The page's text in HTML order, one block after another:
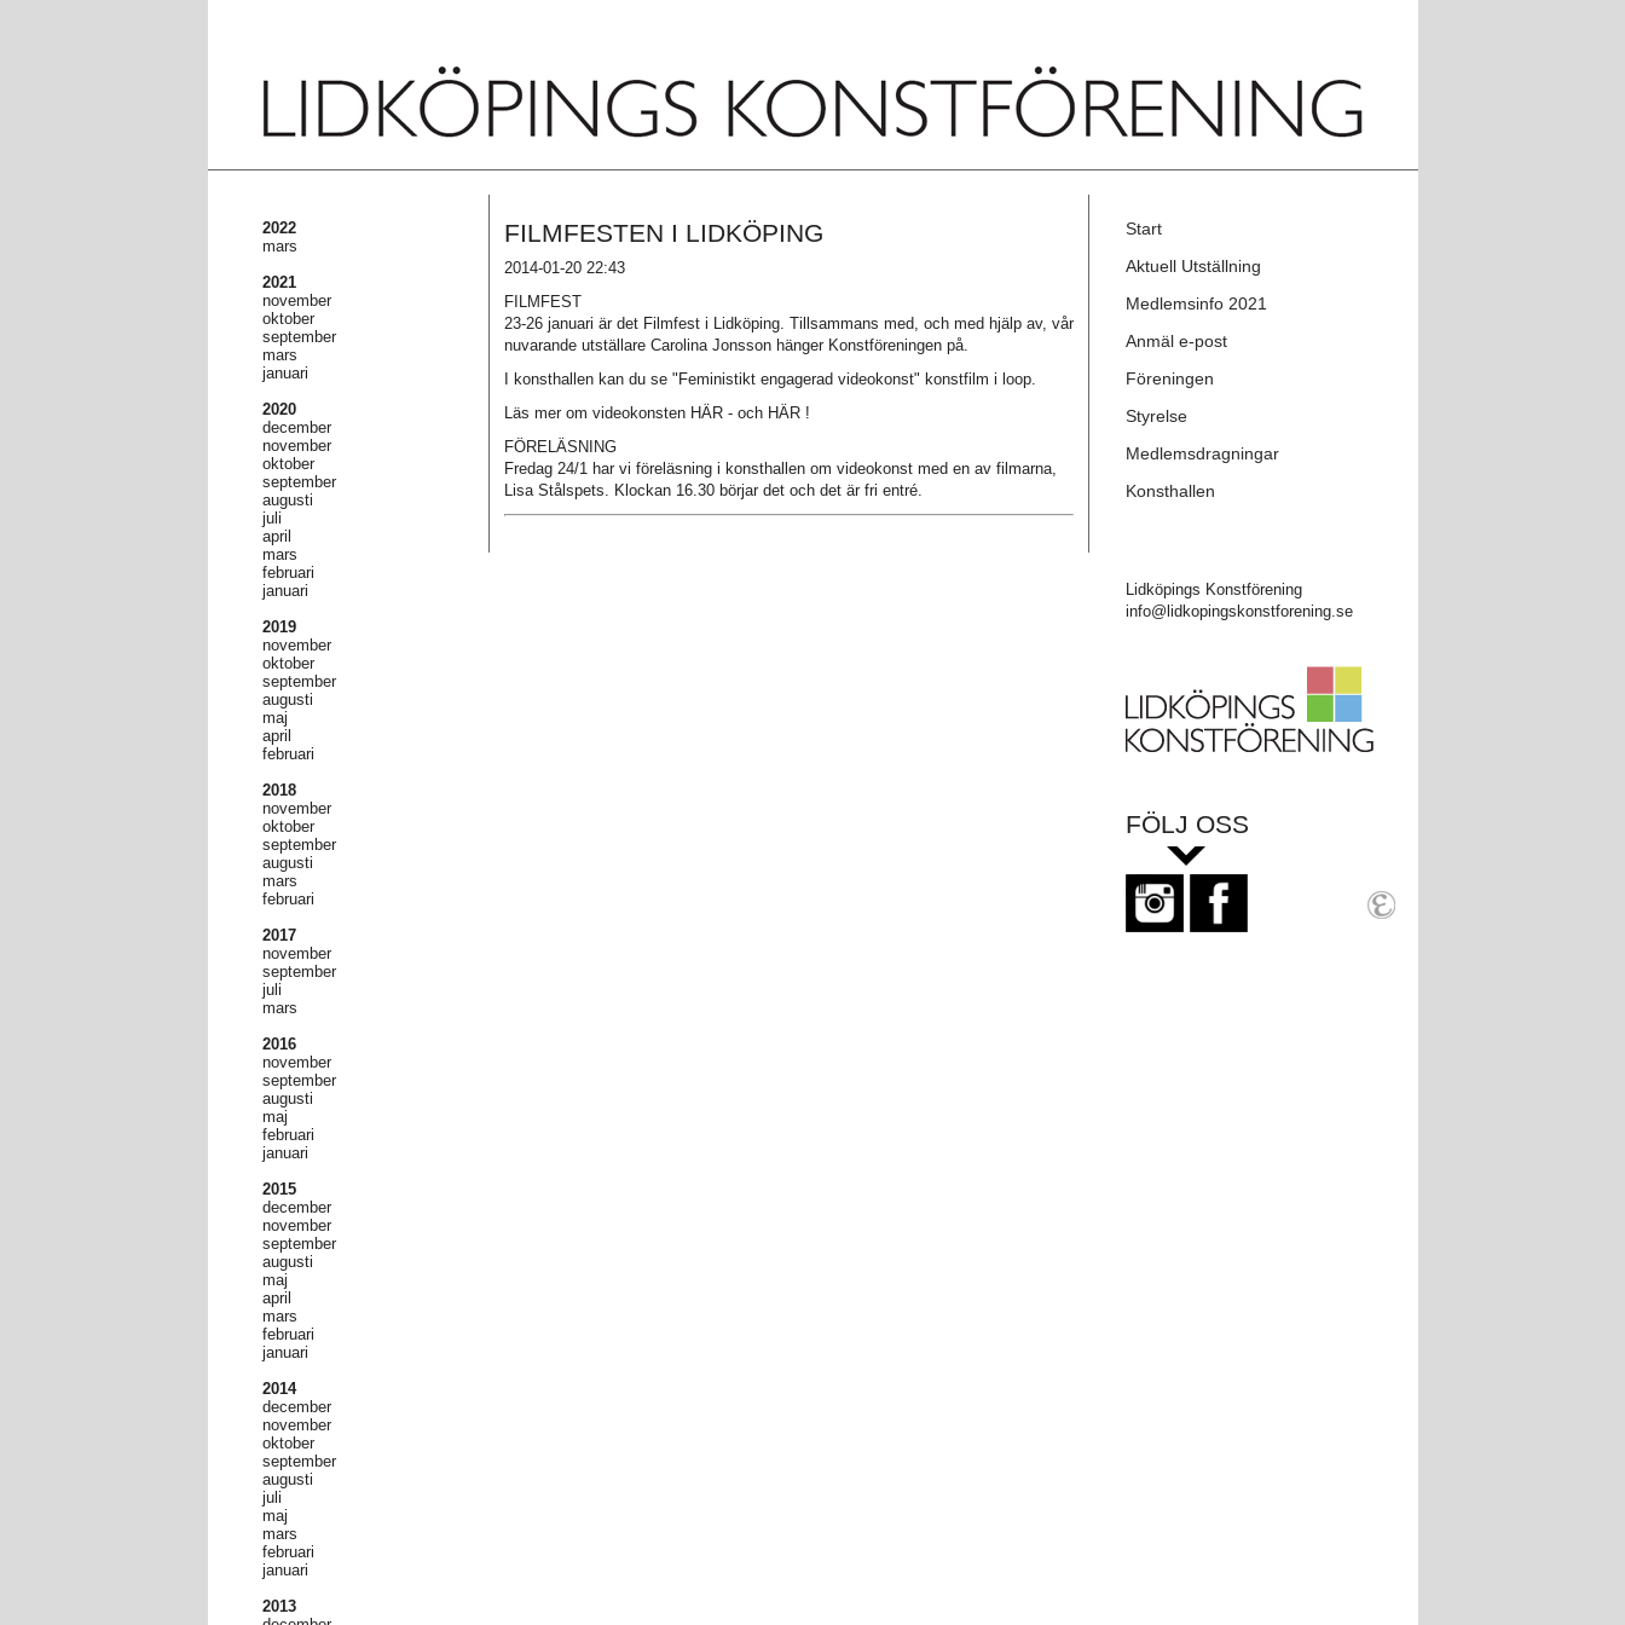
2022
mars
2021
november
oktober
september
mars
januari
2020
december
november
oktober
september
augusti
juli
april
mars
februari
januari
2019
november
oktober
september
augusti
maj
april
februari
2018
november
oktober
september
augusti
mars
februari
2017
november
september
juli
mars
2016
november
september
augusti
maj
februari
januari
2015
december
november
september
augusti
maj
april
mars
februari
januari
2014
december
november
oktober
september
augusti
juli
maj
mars
februari
januari
2013
FILMFESTEN I LIDKÖPING
2014-01-20 22:43
FILMFEST
23-26 januari är det Filmfest i Lidköping. Tillsammans med, och med hjälp av, vår
nuvarande utställare Carolina Jonsson hänger Konstföreningen på.
I konsthallen kan du se "Feministikt engagerad videokonst" konstfilm i loop.
Läs mer om videokonsten HÄR- och HÄR!
FÖRELÄSNING
Fredag 24/1 har vi föreläsning i konsthallen om videokonst med en av filmarna,
Lisa Stålspets. Klockan 16.30 börjar det och det är fri entré.
Start
Aktuell Utställning
Medlemsinfo 2021
Anmäl e-post
Föreningen
Styrelse
Medlemsdragningar
Konsthallen
Lidköpings Konstförening
info@lidkopingskonstforening.se
FÖLJ OSS